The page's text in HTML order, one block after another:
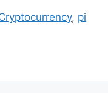
, pi